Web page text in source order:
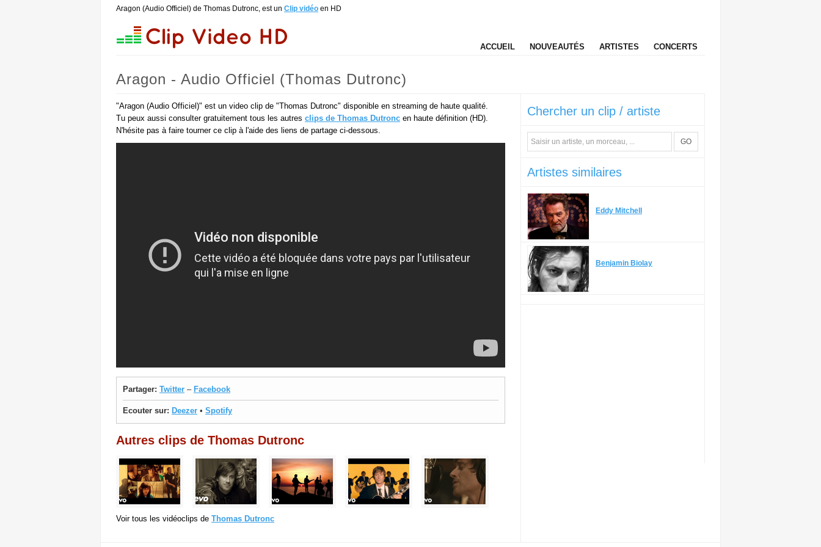
Aragon (Audio Officiel) de Thomas Dutronc, est un Clip vidéo en HD
ACCUEIL NOUVEAUTÉS ARTISTES CONCERTS
Aragon - Audio Officiel (Thomas Dutronc)
"Aragon (Audio Officiel)" est un video clip de "Thomas Dutronc" disponible en streaming de haute qualité.
Tu peux aussi consulter gratuitement tous les autres clips de Thomas Dutronc en haute définition (HD).
N'hésite pas à faire tourner ce clip à l'aide des liens de partage ci-dessous.
Partager: Twitter – Facebook
Ecouter sur: Deezer • Spotify
Autres clips de Thomas Dutronc
Voir tous les vidéoclips de Thomas Dutronc
Chercher un clip / artiste
GO
Artistes similaires
Eddy Mitchell
Benjamin Biolay